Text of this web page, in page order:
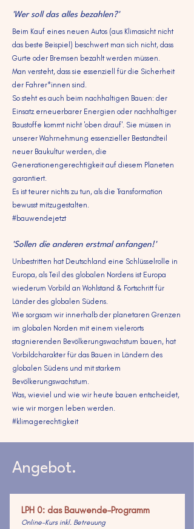
'Wer soll das alles bezahlen?'
Beim Kauf eines neuen Autos (aus Klimasicht nicht
das beste Beispiel) beschwert man sich nicht, dass
Gurte oder Bremsen bezahlt werden müssen.
Man versteht, dass sie essenziell für die Sicherheit
der Fahrer*innen sind.
So steht es auch beim nachhaltigen Bauen: der
Einsatz erneuerbarer Energien oder nachhaltiger
Baustoffe kommt nicht 'oben drauf'. Sie müssen in
unserer Wahrnehmung essenzieller Bestandteil
neuer Baukultur werden, die
Generationengerechtigkeit auf diesem Planeten
garantiert.
Es ist teurer nichts zu tun, als die Transformation
bewusst mitzugestalten.
#bauwendejetzt
'Sollen die anderen erstmal anfangen!'
Unbestritten hat Deutschland eine Schlüsselrolle in
Europa, als Teil des globalen Nordens ist Europa
wiederum Vorbild an Wohlstand & Fortschritt für
Länder des globalen Südens.
Wie sorgsam wir innerhalb der planetaren Grenzen
im globalen Norden mit einem vielerorts
stagnierenden Bevölkerungswachstum bauen, hat
Vorbildcharakter für das Bauen in Ländern des
globalen Südens und mit starkem
Bevölkerungswachstum.
Was, wieviel und wie wir heute bauen entscheidet,
wie wir morgen leben werden.
#klimagerechtigkeit
Angebot.
LPH 0: das Bauwende-Programm
Online-Kurs inkl. Betreuung